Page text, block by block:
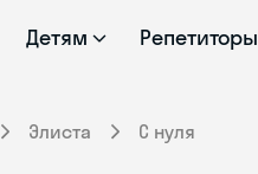
Детям Репетиторы
Элиста С нуля